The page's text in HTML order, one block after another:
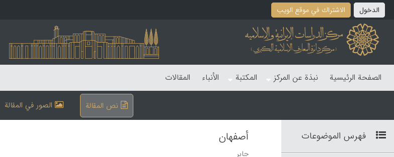
الدخول الاشتراك في موقع الویب
الصفحة الرئیسیة نبذة عن المرکز المکتبة الأنباء المقالات
نص المقالة الصور في المقالة
فهرس الموضوعات أصفهان
جابر